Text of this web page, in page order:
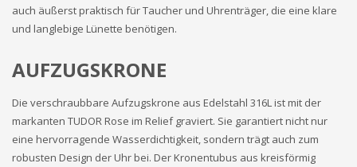
auch äußerst praktisch für Taucher und Uhrenträger, die eine klare
und langlebige Lünette benötigen.
AUFZUGSKRONE
Die verschraubbare Aufzugskrone aus Edelstahl 316L ist mit der
markanten TUDOR Rose im Relief graviert. Sie garantiert nicht nur
eine hervorragende Wasserdichtigkeit, sondern trägt auch zum
robusten Design der Uhr bei. Der Kronentubus aus kreisförmig